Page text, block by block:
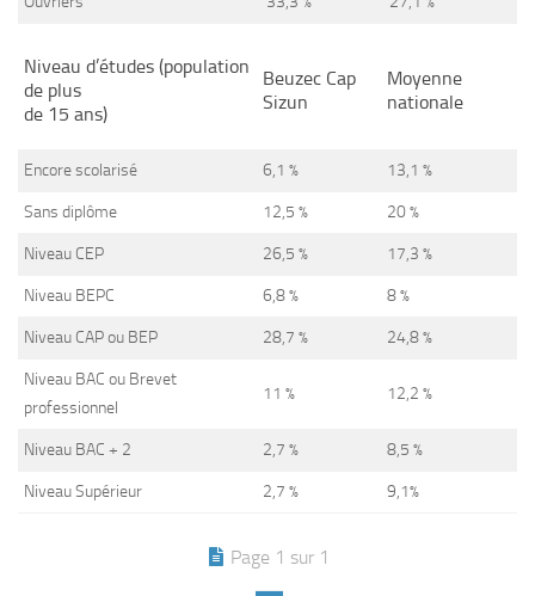
Niveau d’études (population
de plus
de 15 ans)
Beuzec Cap
Sizun
Moyenne
nationale
Encore scolarisé 6,1 % 13,1 %
Sans diplôme 12,5 % 20 %
Niveau CEP 26,5 % 17,3 %
Niveau BEPC 6,8 % 8 %
Niveau CAP ou BEP 28,7 % 24,8 %
Niveau BAC ou Brevet
professionnel
11 % 12,2 %
Niveau BAC + 2 2,7 % 8,5 %
Niveau Supérieur 2,7 % 9,1%
Page 1 sur 1